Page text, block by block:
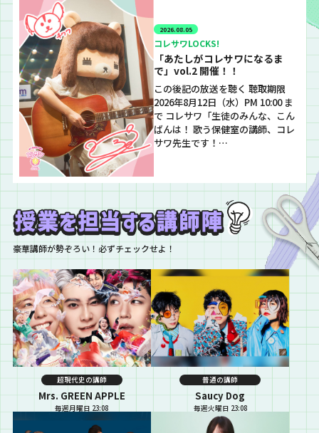
2026.08.05
コレサワLOCKS!
「あたしがコレサワになるま
で」vol.2 開催！！
この後記の放送を聴く 聴取期限
2026年8月12日（水）PM 10:00 ま
で コレサワ「生徒のみんな、こん
ばんは！ 歌う保健室の講師、コレ
サワ先生です！…
豪華講師が勢ぞろい！必ずチェックせよ！
超現代史の講師
Mrs. GREEN APPLE
毎週月曜日 23:08
普通の講師
Saucy Dog
毎週火曜日 23:08